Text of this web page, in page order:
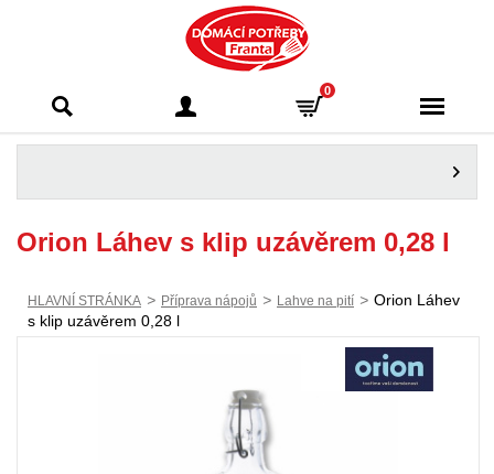
Franta - Příbram
0
Orion Láhev s klip uzávěrem 0,28 l
HLAVNÍ STRÁNKA > Příprava nápojů > Lahve na pití > Orion Láhev
s klip uzávěrem 0,28 l